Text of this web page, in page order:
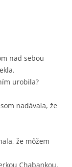
nad sebou
urobila?
nadávala, že
že môžem
Chabankou,